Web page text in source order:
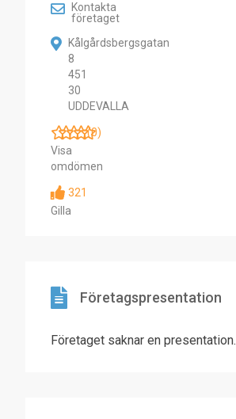
Kontakta
företaget
Kålgårdsbergsgatan
8
451
30
UDDEVALLA
(0)
Visa
omdömen
321
Gilla
Företagspresentation
Företaget saknar en presentation.